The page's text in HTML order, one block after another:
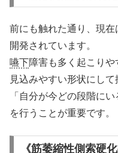
前にも触れた通り、現
開発されています。
嚥下障害も多く起こり
見込みやすい形状にして
「自分が今どの段階に
を行うことが重要です。
《筋萎縮性側索硬